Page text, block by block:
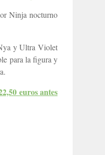
Ninja nocturno
y Ultra Violet
para la figura y
euros antes